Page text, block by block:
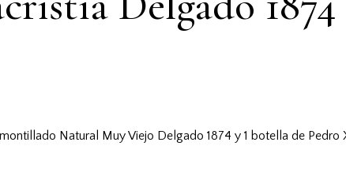
Natural Muy Viejo Delgado 1874 y 1 botella de Pedro